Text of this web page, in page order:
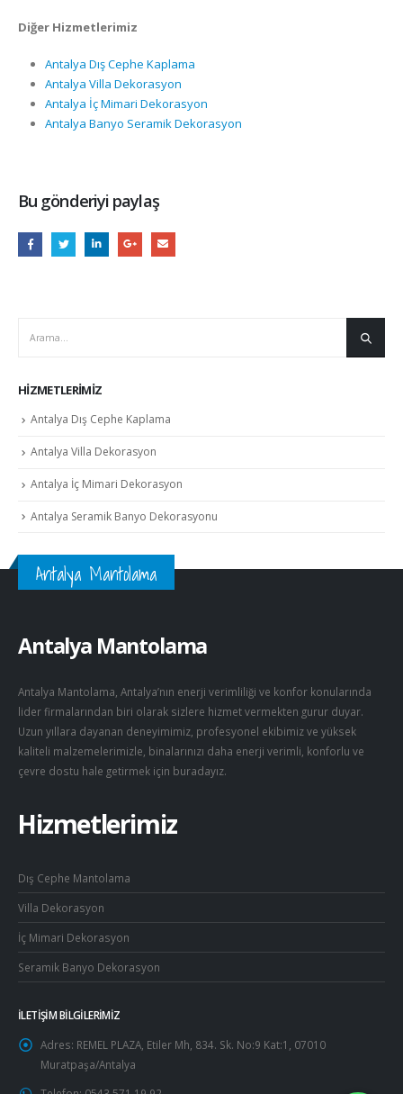
Diğer Hizmetlerimiz
Antalya Dış Cephe Kaplama
Antalya Villa Dekorasyon
Antalya İç Mimari Dekorasyon
Antalya Banyo Seramik Dekorasyon
Bu gönderiyi paylaş
HIZMETLERIMIZ
Antalya Dış Cephe Kaplama
Antalya Villa Dekorasyon
Antalya İç Mimari Dekorasyon
Antalya Seramik Banyo Dekorasyonu
Antalya Mantolama
Antalya Mantolama
Antalya Mantolama, Antalya’nın enerji verimliliği ve konfor konularında
lider firmalarından biri olarak sizlere hizmet vermekten gurur duyar.
Uzun yıllara dayanan deneyimimiz, profesyonel ekibimiz ve yüksek
kaliteli malzemelerimizle, binalarınızı daha enerji verimli, konforlu ve
çevre dostu hale getirmek için buradayız.
Hizmetlerimiz
Dış Cephe Mantolama
Villa Dekorasyon
İç Mimari Dekorasyon
Seramik Banyo Dekorasyon
İLETIŞIM BILGILERIMIZ
Adres: REMEL PLAZA, Etiler Mh, 834. Sk. No:9 Kat:1, 07010
Muratpaşa/Antalya